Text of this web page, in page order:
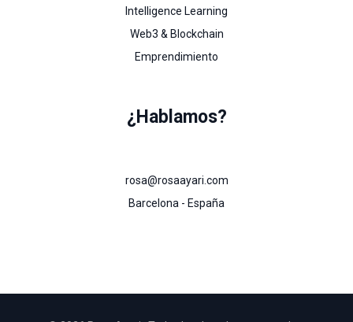
Intelligence Learning
Web3 & Blockchain
Emprendimiento
¿Hablamos?
rosa@rosaayari.com
Barcelona - España